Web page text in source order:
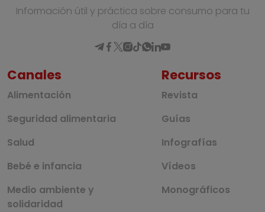
Información útil y práctica sobre consumo para tu
día a día
Canales
Alimentación
Seguridad alimentaria
Salud
Bebé e infancia
Medio ambiente y
solidaridad
Recursos
Revista
Guías
Infografías
Vídeos
Monográficos